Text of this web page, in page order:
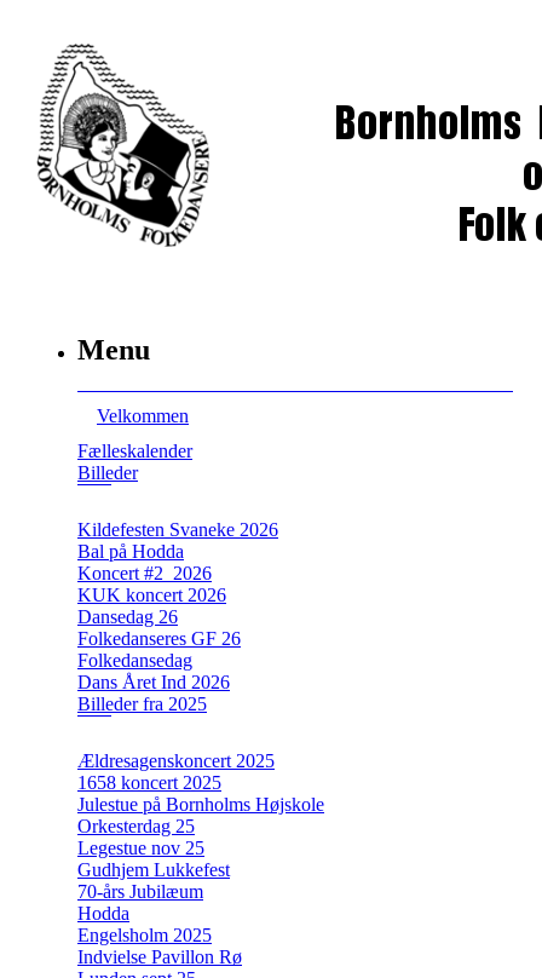
Menu
Velkommen
Fælleskalender
Billeder
Kildefesten Svaneke 2026
Bal på Hodda
Koncert #2_2026
KUK koncert 2026
Dansedag 26
Folkedanseres GF 26
Folkedansedag
Dans Året Ind 2026
Billeder fra 2025
Ældresagenskoncert 2025
1658 koncert 2025
Julestue på Bornholms Højskole
Orkesterdag 25
Legestue nov 25
Gudhjem Lukkefest
70-års Jubilæum
Hodda
Engelsholm 2025
Indvielse Pavillon Rø